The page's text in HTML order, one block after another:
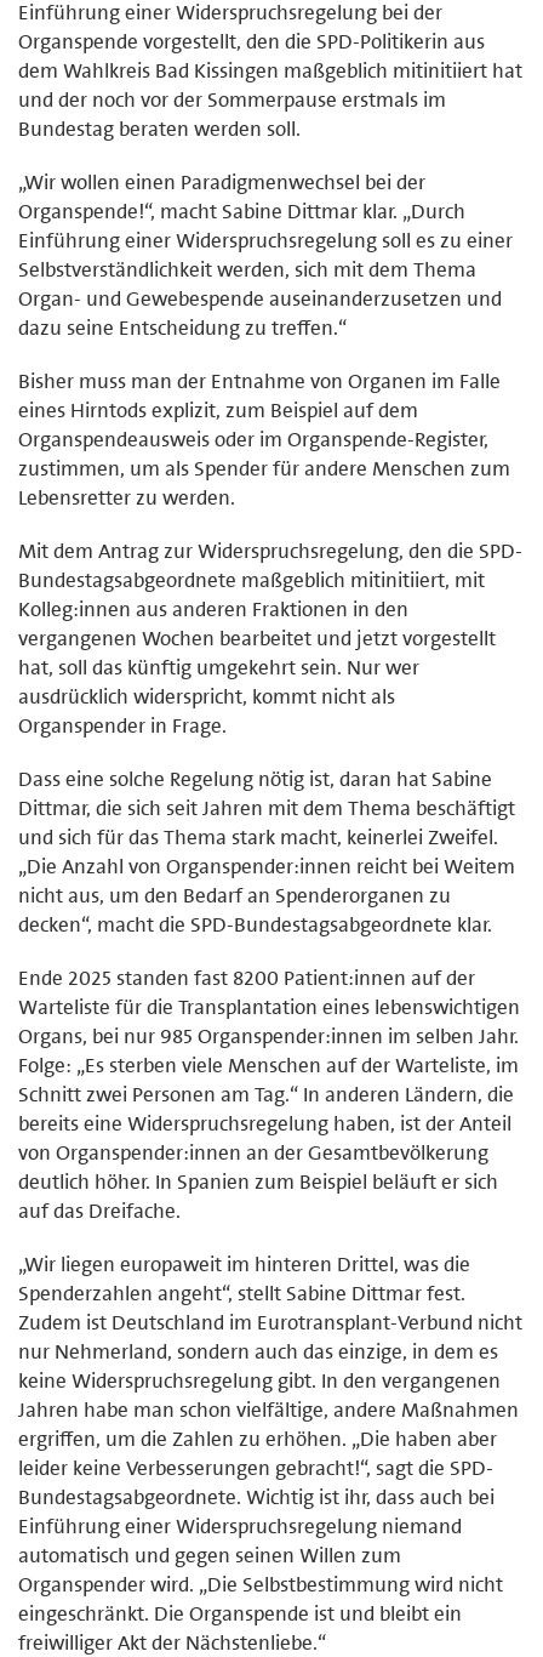
Einführung einer Widerspruchsregelung bei der
Organspende vorgestellt, den die SPD-Politikerin aus
dem Wahlkreis Bad Kissingen maßgeblich mitinitiiert hat
und der noch vor der Sommerpause erstmals im
Bundestag beraten werden soll.
„Wir wollen einen Paradigmenwechsel bei der
Organspende!“, macht Sabine Dittmar klar. „Durch
Einführung einer Widerspruchsregelung soll es zu einer
Selbstverständlichkeit werden, sich mit dem Thema
Organ- und Gewebespende auseinanderzusetzen und
dazu seine Entscheidung zu treffen.“
Bisher muss man der Entnahme von Organen im Falle
eines Hirntods explizit, zum Beispiel auf dem
Organspendeausweis oder im Organspende-Register,
zustimmen, um als Spender für andere Menschen zum
Lebensretter zu werden.
Mit dem Antrag zur Widerspruchsregelung, den die SPD-
Bundestagsabgeordnete maßgeblich mitinitiiert, mit
Kolleg:innen aus anderen Fraktionen in den
vergangenen Wochen bearbeitet und jetzt vorgestellt
hat, soll das künftig umgekehrt sein. Nur wer
ausdrücklich widerspricht, kommt nicht als
Organspender in Frage.
Dass eine solche Regelung nötig ist, daran hat Sabine
Dittmar, die sich seit Jahren mit dem Thema beschäftigt
und sich für das Thema stark macht, keinerlei Zweifel.
„Die Anzahl von Organspender:innen reicht bei Weitem
nicht aus, um den Bedarf an Spenderorganen zu
decken“, macht die SPD-Bundestagsabgeordnete klar.
Ende 2025 standen fast 8200 Patient:innen auf der
Warteliste für die Transplantation eines lebenswichtigen
Organs, bei nur 985 Organspender:innen im selben Jahr.
Folge: „Es sterben viele Menschen auf der Warteliste, im
Schnitt zwei Personen am Tag.“ In anderen Ländern, die
bereits eine Widerspruchsregelung haben, ist der Anteil
von Organspender:innen an der Gesamtbevölkerung
deutlich höher. In Spanien zum Beispiel beläuft er sich
auf das Dreifache.
„Wir liegen europaweit im hinteren Drittel, was die
Spenderzahlen angeht“, stellt Sabine Dittmar fest.
Zudem ist Deutschland im Eurotransplant-Verbund nicht
nur Nehmerland, sondern auch das einzige, in dem es
keine Widerspruchsregelung gibt. In den vergangenen
Jahren habe man schon vielfältige, andere Maßnahmen
ergriffen, um die Zahlen zu erhöhen. „Die haben aber
leider keine Verbesserungen gebracht!“, sagt die SPD-
Bundestagsabgeordnete. Wichtig ist ihr, dass auch bei
Einführung einer Widerspruchsregelung niemand
automatisch und gegen seinen Willen zum
Organspender wird. „Die Selbstbestimmung wird nicht
eingeschränkt. Die Organspende ist und bleibt ein
freiwilliger Akt der Nächstenliebe.“